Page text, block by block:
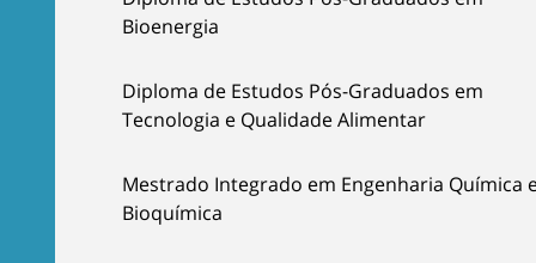
Bioenergia
Diploma de Estudos Pós-Graduados em
Tecnologia e Qualidade Alimentar
Mestrado Integrado em Engenharia Química
Bioquímica